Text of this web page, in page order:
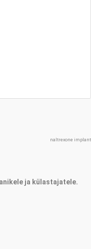
naltrexone implant
ja külastajatele.